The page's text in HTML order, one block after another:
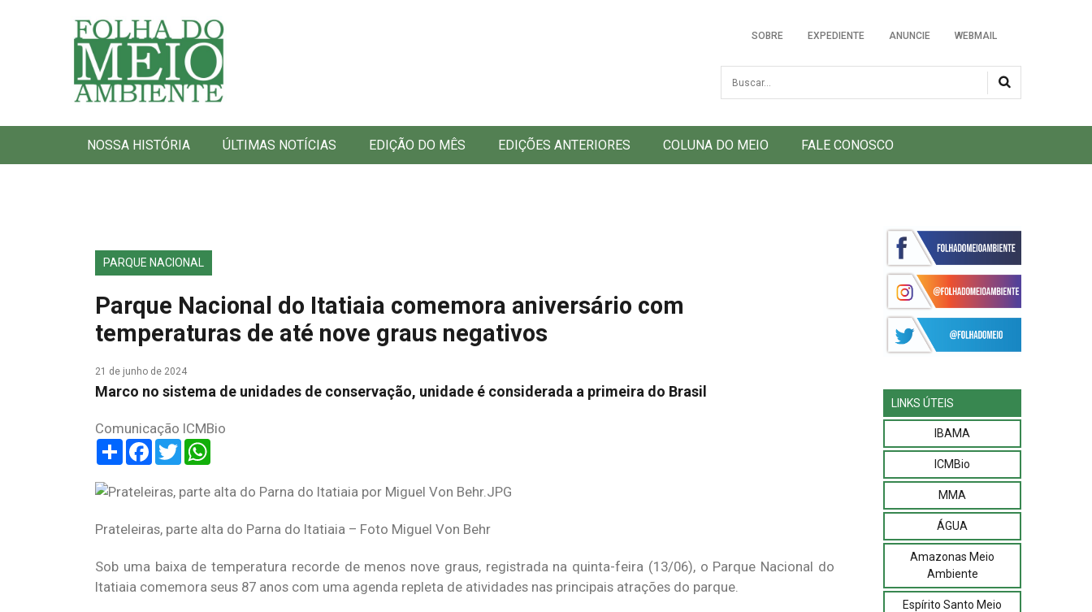
Folha do Meio Ambiente
SOBRE EXPEDIENTE ANUNCIE WEBMAIL
Busca
NOSSA HISTÓRIA ÚLTIMAS NOTÍCIAS EDIÇÃO DO MÊS EDIÇÕES ANTERIORES COLUNA DO MEIO FALE CONOSCO
PARQUE NACIONAL
Parque Nacional do Itatiaia comemora aniversário com
temperaturas de até nove graus negativos
21 de junho de 2024
Marco no sistema de unidades de conservação, unidade é considerada a primeira do Brasil
Comunicação ICMBio
ShareFacebook
Twitter
Prateleiras, parte alta do Parna do Itatiaia – Foto Miguel Von Behr
Sob uma baixa de temperatura recorde de menos nove graus, registrada na quinta-feira (13/06), o Parque Nacional do
Itatiaia comemora seus 87 anos com uma agenda repleta de atividades nas principais atrações do parque.
LINKS ÚTEIS
IBAMA
ICMBio
MMA
ÁGUA
Amazonas Meio
Ambiente
Espírito Santo Meio